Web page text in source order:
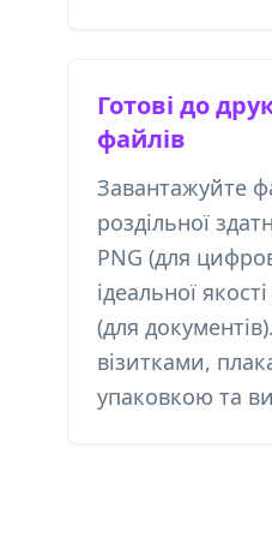
Готові до
файлів
Завантажуйте
роздільної
PNG (для
ідеальної
(для
візитками,
упаковкою та